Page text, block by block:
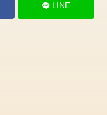
LINE